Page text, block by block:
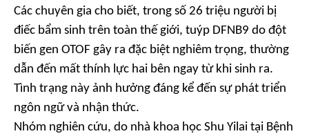
Các chuyên gia cho biết, trong số 26 triệu người bị
điếc bẩm sinh trên toàn thế giới, tuýp DFNB9 do đột
biến gen OTOF gây ra đặc biệt nghiêm trọng, thường
dẫn đến mất thính lực hai bên ngay từ khi sinh ra.
Tình trạng này ảnh hưởng đáng kể đến sự phát triển
ngôn ngữ và nhận thức.
Nhóm nghiên cứu, do nhà khoa học Shu Yilai tại Bệnh